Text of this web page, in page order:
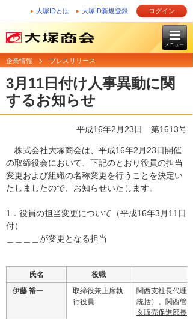
大塚IDとは 大塚ID新規登録 ログイン
メニュー
企業情報 プレスリリース
3月11日付け人事異動に関
するお知らせ
平成16年2月23日 第1613号
株式会社大塚商会は、平成16年2月23日開催
の取締役会において、下記のとおり役員の担当
変更および組織の名称変更を行うことを決定い
たしましたので、お知らせいたします。
1．役員の担当変更について（平成16年3月11日
付）
＿＿＿＿が変更となる担当
氏名 役職
伊藤 裕一
取締役兼上席執
行役員
関西支社長代理
統括）、関西管理
タ販売促進部長